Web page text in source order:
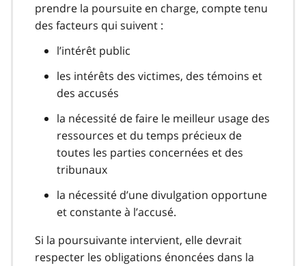
prendre la poursuite en charge, compte tenu
des facteurs qui suivent :
l’intérêt public
les intérêts des victimes, des témoins et
des accusés
la nécessité de faire le meilleur usage des
ressources et du temps précieux de
toutes les parties concernées et des
tribunaux
la nécessité d’une divulgation opportune
et constante à l’accusé.
Si la poursuivante intervient, elle devrait
respecter les obligations énoncées dans la